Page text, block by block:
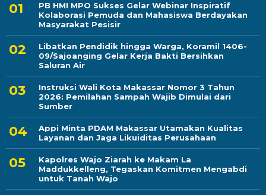
PB HMI MPO Sukses Gelar Webinar Inspiratif
Kolaborasi Pemuda dan Mahasiswa Berdayakan
Masyarakat Pesisir
Libatkan Pendidik hingga Warga, Koramil 1406-
09/Sajoanging Gelar Kerja Bakti Bersihkan
Saluran Air
Instruksi Wali Kota Makassar Nomor 3 Tahun
2026: Pemilahan Sampah Wajib Dimulai dari
Sumber
Appi Minta PDAM Makassar Utamakan Kualitas
Layanan dan Jaga Likuiditas Perusahaan
Kapolres Wajo Ziarah ke Makam La
Maddukkelleng, Tegaskan Komitmen Mengabdi
untuk Tanah Wajo